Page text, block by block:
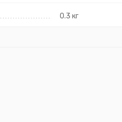
0.3 кг